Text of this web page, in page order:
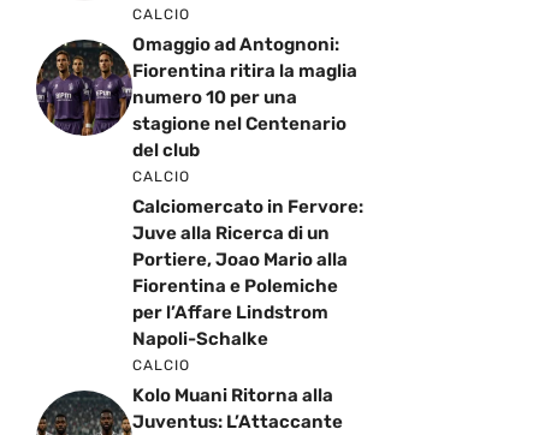
CALCIO
Omaggio ad Antognoni:
Fiorentina ritira la maglia
numero 10 per una
stagione nel Centenario
del club
CALCIO
Calciomercato in Fervore:
Juve alla Ricerca di un
Portiere, Joao Mario alla
Fiorentina e Polemiche
per l’Affare Lindstrom
Napoli-Schalke
CALCIO
Kolo Muani Ritorna alla
Juventus: L’Attaccante